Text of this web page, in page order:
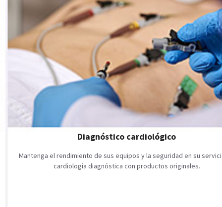
Diagnóstico cardiológico
Mantenga el rendimiento de sus equipos y la seguridad en su
cardiología diagnóstica con productos originales.